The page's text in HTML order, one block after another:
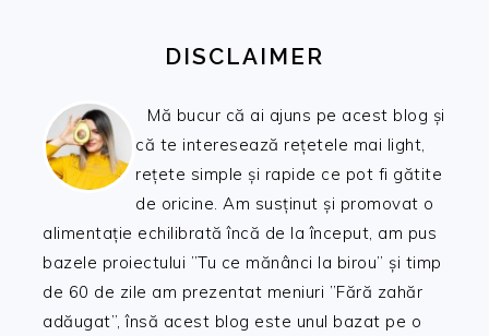
DISCLAIMER
Mă bucur că ai ajuns pe acest blog și
că te interesează rețetele mai light,
rețete simple și rapide ce pot fi gătite
de oricine. Am susținut și promovat o
alimentație echilibrată încă de la început, am pus
bazele proiectului ”Tu ce mănânci la birou” și timp
de 60 de zile am prezentat meniuri ”Fără zahăr
adăugat”, însă acest blog este unul bazat pe o